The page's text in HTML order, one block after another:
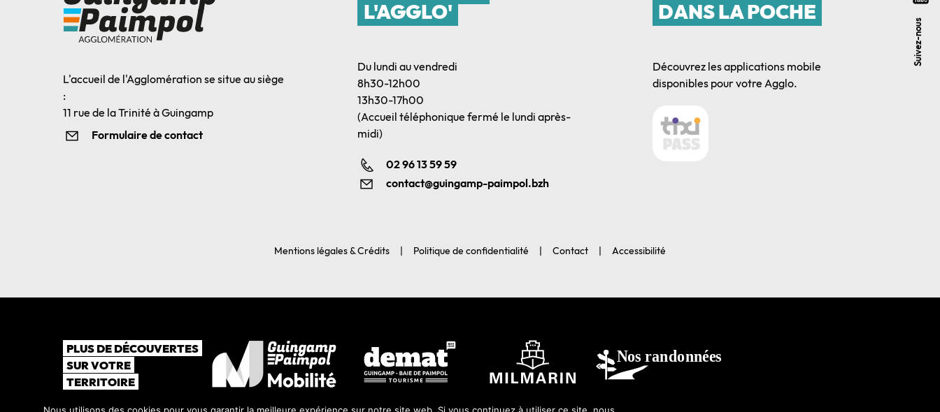
Suivez-nous
L'accueil de l'Agglomération se situe au siège
:
11 rue de la Trinité à Guingamp
Formulaire de contact
L'AGGLO'
Du lundi au vendredi
8h30-12h00
13h30-17h00
(Accueil téléphonique fermé le lundi après-
midi)
02 96 13 59 59
contact@guingamp-paimpol.bzh
DANS LA POCHE
Découvrez les applications mobile
disponibles pour votre Agglo.
Mentions légales & Crédits Politique de confidentialité Contact Accessibilité
PLUS DE DÉCOUVERTES
SUR VOTRE
TERRITOIRE
Nous utilisons des cookies pour vous garantir la meilleure expérience sur notre site web. Si vous continuez à utiliser ce site, nous